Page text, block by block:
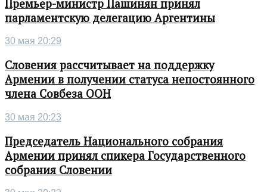
Премьер-министр Пашинян принял
парламентскую делегацию Аргентины
30 мая 20:29
Словения рассчитывает на поддержку
Армении в получении статуса непостоянного
члена Совбеза ООН
30 мая 20:23
Председатель Национального собрания
Армении принял спикера Государственного
собрания Словении